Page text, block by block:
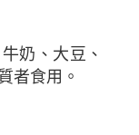
奶、大豆、
者食用。